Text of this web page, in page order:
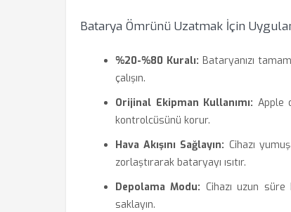
Batarya Ömrünü Uzatmak İçin
%20-%80 Kuralı: Bataryanızı
çalışın.
Orijinal Ekipman Kullanımı: Apple
kontrolcüsünü korur.
Hava Akışını Sağlayın: Cihazı
zorlaştırarak bataryayı ısıtır.
Depolama Modu: Cihazı uzun
saklayın.